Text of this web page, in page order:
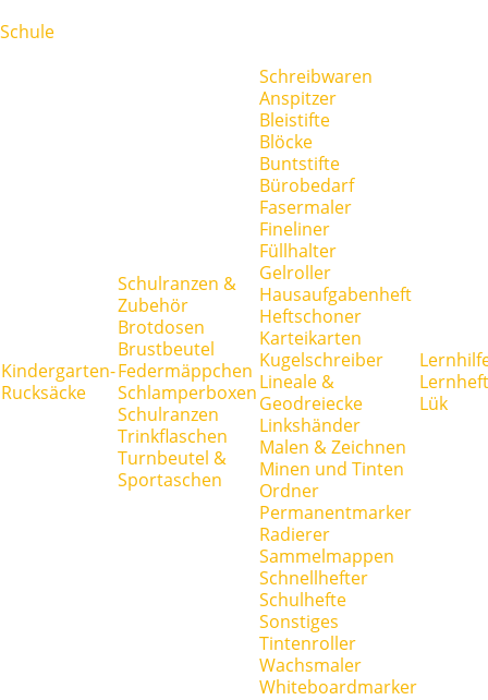
Schule
Kindergarten-
Rucksäcke
Schulranzen &
Zubehör
Brotdosen
Brustbeutel
Federmäppchen
Schlamperboxen
Schulranzen
Trinkflaschen
Turnbeutel &
Sportaschen
Schreibwaren
Anspitzer
Bleistifte
Blöcke
Buntstifte
Bürobedarf
Fasermaler
Fineliner
Füllhalter
Gelroller
Hausaufgabenheft
Heftschoner
Karteikarten
Kugelschreiber
Lineale &
Geodreiecke
Linkshänder
Malen & Zeichnen
Minen und Tinten
Ordner
Permanentmarker
Radierer
Sammelmappen
Schnellhefter
Schulhefte
Sonstiges
Tintenroller
Wachsmaler
Whiteboardmarker
Lük